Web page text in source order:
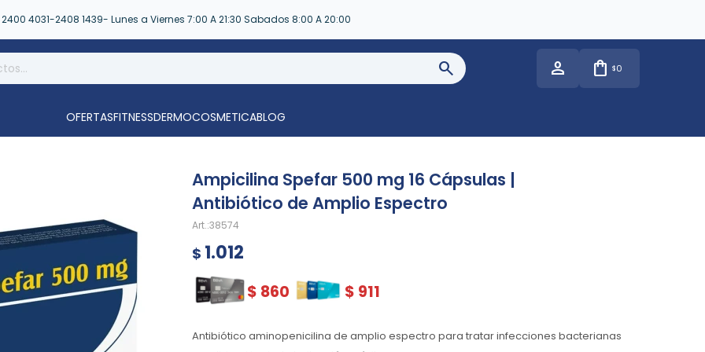
2400 4031-2408 1439- Lunes a Viernes 7:00 A 21:30 Sabados 8:00 A 20:00
$0
OFERTASFITNESSDERMOCOSMETICABLOG
Ampicilina Spefar 500 mg 16 Cápsulas |
Antibiótico de Amplio Espectro
38574
$ 1.012
$ 860 $ 911
Antibiótico aminopenicilina de amplio espectro para tratar infecciones bacterianas